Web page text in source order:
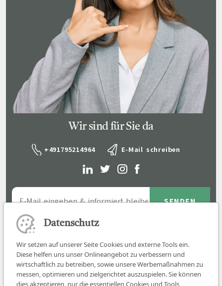
Wir sind für Sie da
+491795214964 E-Mail schreiben
Datenschutz
Wir setzen auf unserer Seite Cookies und externe Tools ein.
Diese helfen uns unser Onlineangebot zu verbessern und
wirtschaftlich zu betreiben, sowie unsere Werbemaßnahmen zu
messen, optimieren und zielgerichtet auszuspielen. Sie können
dies akzeptieren, nur die essentiellen Cookies und Tools